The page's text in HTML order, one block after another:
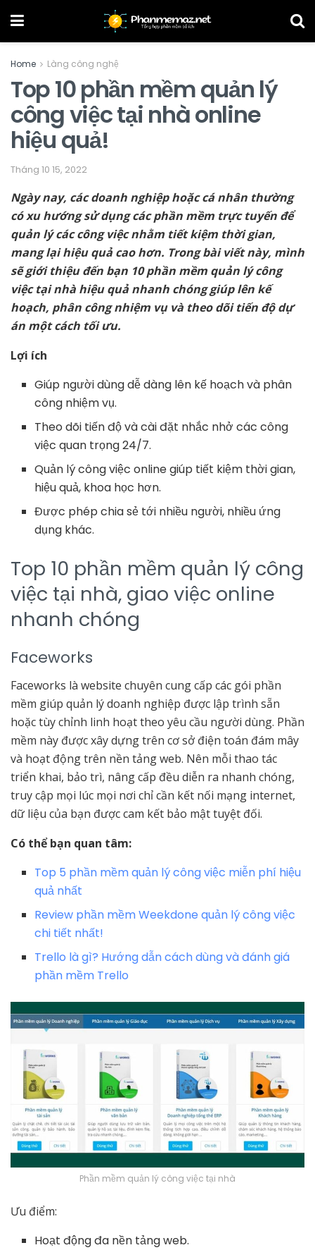
Home Làng công nghệ
Top 10 phần mềm quản lý
công việc tại nhà online
hiệu quả!
Tháng 10 15, 2022
Ngày nay, các doanh nghiệp hoặc cá nhân thường
có xu hướng sử dụng các phần mềm trực tuyến để
quản lý các công việc nhằm tiết kiệm thời gian,
mang lại hiệu quả cao hơn. Trong bài viết này, mình
sẽ giới thiệu đến bạn 10 phần mềm quản lý công
việc tại nhà hiệu quả nhanh chóng giúp lên kế
hoạch, phân công nhiệm vụ và theo dõi tiến độ dự
án một cách tối ưu.
Lợi ích
Giúp người dùng dễ dàng lên kế hoạch và phân
công nhiệm vụ.
Theo dõi tiến độ và cài đặt nhắc nhở các công
việc quan trọng 24/7.
Quản lý công việc online giúp tiết kiệm thời gian,
hiệu quả, khoa học hơn.
Được phép chia sẻ tới nhiều người, nhiều ứng
dụng khác.
Top 10 phần mềm quản lý công
việc tại nhà, giao việc online
nhanh chóng
Faceworks
Faceworks là website chuyên cung cấp các gói phần
mềm giúp quản lý doanh nghiệp được lập trình sẵn
hoặc tùy chỉnh linh hoạt theo yêu cầu người dùng. Phần
mềm này được xây dựng trên cơ sở điện toán đám mây
và hoạt động trên nền tảng web. Nên mỗi thao tác
triển khai, bảo trì, nâng cấp đều diễn ra nhanh chóng,
truy cập mọi lúc mọi nơi chỉ cần kết nối mạng internet,
dữ liệu của bạn được cam kết bảo mật tuyệt đối.
Có thể bạn quan tâm:
Top 5 phần mềm quản lý công việc miễn phí hiệu
quả nhất
Review phần mềm Weekdone quản lý công việc
chi tiết nhất!
Trello là gì? Hướng dẫn cách dùng và đánh giá
phần mềm Trello
Phần mềm quản lý công việc tại nhà
Ưu điểm:
Hoạt động đa nền tảng web.